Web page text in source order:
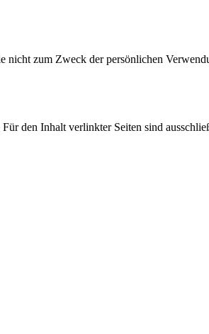
zum Zweck der persönlichen
den Inhalt verlinkter Seiten sind